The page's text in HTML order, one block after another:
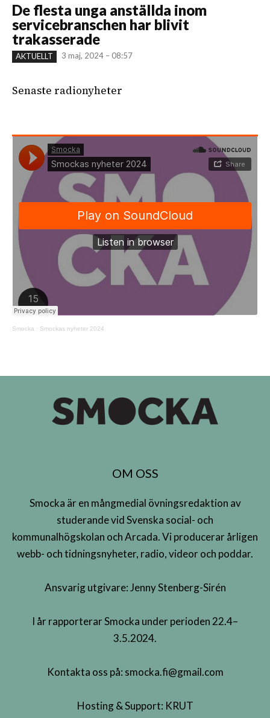
De flesta unga anställda inom
servicebranschen har blivit
trakasserade
AKTUELLT 3 maj, 2024 – 08:57
Senaste radionyheter
Smocka · Smockas nyheter 2024
OM OSS
Smocka är en mångmedial övningsredaktion av
studerande vid Svenska social- och
kommunalhögskolan och Arcada. Vi producerar årligen
webb- och tidningsnyheter, radio, videor och poddar.
Ansvarig utgivare: Jenny Stenberg-Sirén
I år rapporterar Smocka under perioden 22.4–
3.5.2024.
Kontakta oss på: smocka.fi@gmail.com
Hosting & Support: KRUT